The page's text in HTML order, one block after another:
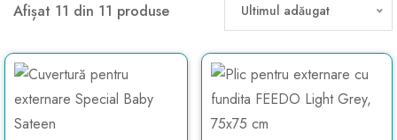
Afișat 11 din 11 produse Ultimul adăugat